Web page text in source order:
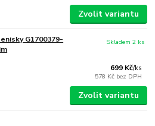
Zvolit variantu
G1700379-
699 Kč/ks
578 Kč bez DPH
Skladem 2 ks
Zvolit variantu